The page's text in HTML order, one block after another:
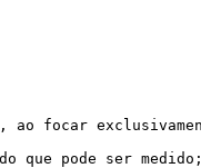
ao focar
que pode ser